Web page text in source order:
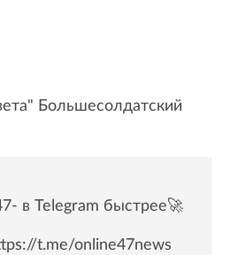
Большесолдатский
в Telegram быстрее🚀
t.me/online47news